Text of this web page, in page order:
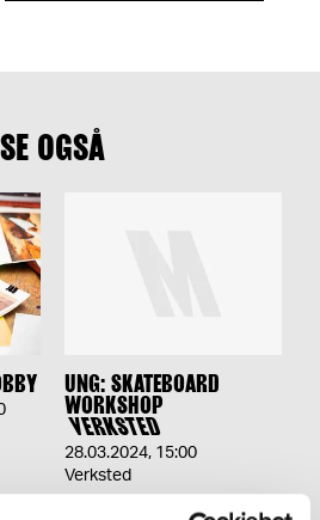
SE OGSÅ
UNG: SKATEBOARD
WORKSHOP
VERKSTED
28.03.2024, 15:00
Verksted